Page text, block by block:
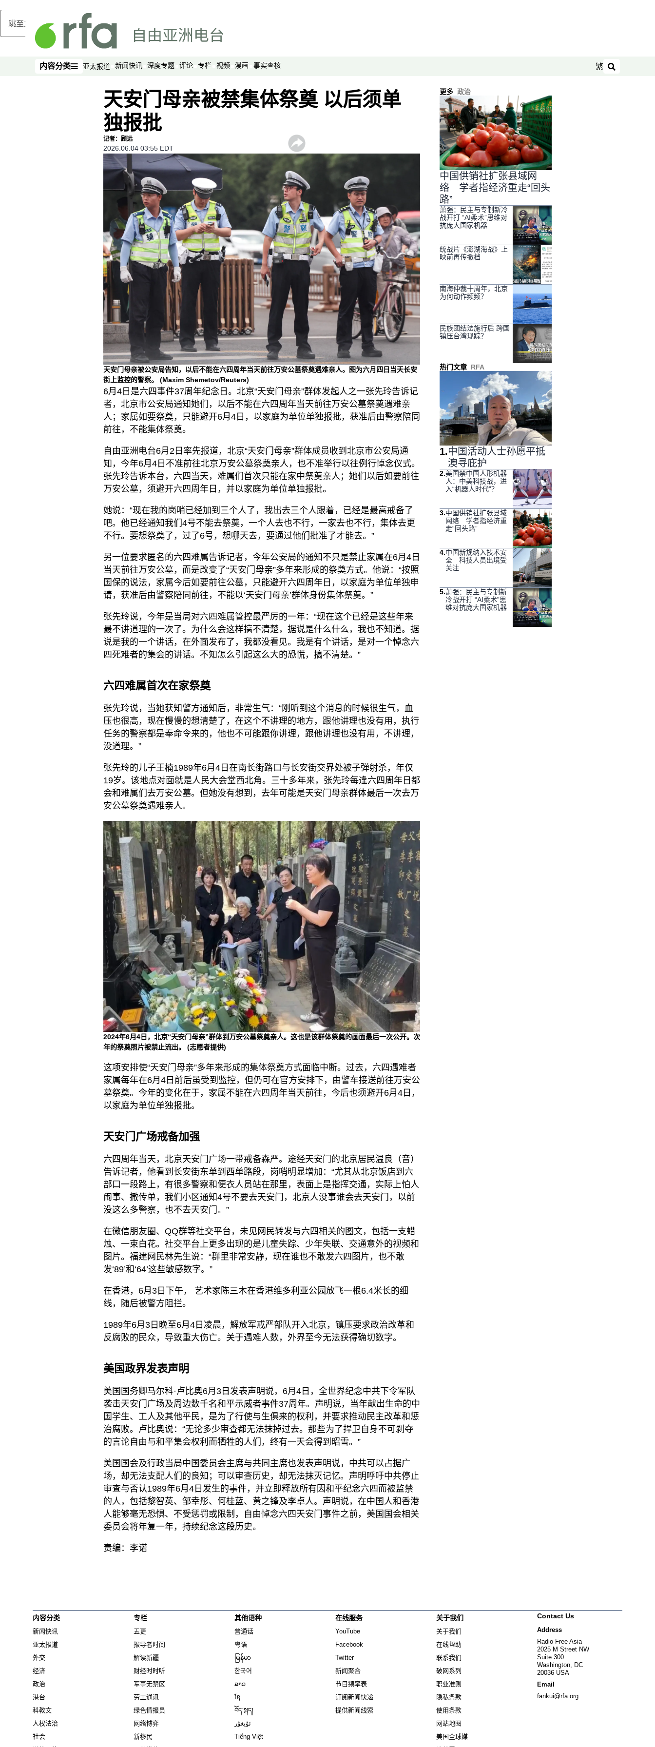
跳至主内容
内容分类
内容分类 亚太报道 新闻快讯 深度专题 评论 专栏 视频 漫画 事实查核 繁
搜索
天安门母亲被禁集体祭奠 以后须单
独报批
记者：顾远
2026.06.04 03:55 EDT
天安门母亲被公安局告知，以后不能在六四周年当天前往万安公墓祭奠遇难亲人。图为六月四日当天长安
街上监控的警察。 (Maxim Shemetov/Reuters)
6月4日是六四事件37周年纪念日。北京“天安门母亲”群体发起人之一张先玲告诉记
者，北京市公安局通知她们，以后不能在六四周年当天前往万安公墓祭奠遇难亲
人；家属如要祭奠，只能避开6月4日，以家庭为单位单独报批，获准后由警察陪同
前往，不能集体祭奠。
自由亚洲电台6月2日率先报道，北京“天安门母亲”群体成员收到北京市公安局通
知，今年6月4日不准前往北京万安公墓祭奠亲人，也不准举行以往例行悼念仪式。
张先玲告诉本台，六四当天，难属们首次只能在家中祭奠亲人；她们以后如要前往
万安公墓，须避开六四周年日，并以家庭为单位单独报批。
她说：“现在我的岗哨已经加到三个人了，我出去三个人跟着，已经是最高戒备了
吧。他已经通知我们4号不能去祭奠，一个人去也不行，一家去也不行，集体去更
不行。要想祭奠了，过了6号，想哪天去，要通过他们批准了才能去。”
另一位要求匿名的六四难属告诉记者，今年公安局的通知不只是禁止家属在6月4日
当天前往万安公墓，而是改变了“天安门母亲”多年来形成的祭奠方式。他说：“按照
国保的说法，家属今后如要前往公墓，只能避开六四周年日，以家庭为单位单独申
请，获准后由警察陪同前往，不能以‘天安门母亲’群体身份集体祭奠。”
张先玲说，今年是当局对六四难属管控最严厉的一年：“现在这个已经是这些年来
最不讲道理的一次了。为什么会这样搞不清楚，据说是什么什么，我也不知道。据
说是我的一个讲话，在外面发布了，我都没看见。我是有个讲话，是对一个悼念六
四死难者的集会的讲话。不知怎么引起这么大的恐慌，搞不清楚。”
六四难属首次在家祭奠
张先玲说，当她获知警方通知后，非常生气：“刚听到这个消息的时候很生气，血
压也很高，现在慢慢的想清楚了，在这个不讲理的地方，跟他讲理也没有用，执行
任务的警察都是奉命令来的，他也不可能跟你讲理，跟他讲理也没有用，不讲理，
没道理。”
张先玲的儿子王楠1989年6月4日在南长街路口与长安街交界处被子弹射杀，年仅
19岁。该地点对面就是人民大会堂西北角。三十多年来，张先玲每逢六四周年日都
会和难属们去万安公墓。但她没有想到，去年可能是天安门母亲群体最后一次去万
安公墓祭奠遇难亲人。
2024年6月4日，北京“天安门母亲”群体到万安公墓祭奠亲人。这也是该群体祭奠的画面最后一次公开。次
年的祭奠照片被禁止流出。 (志愿者提供)
这项安排使“天安门母亲”多年来形成的集体祭奠方式面临中断。过去，六四遇难者
家属每年在6月4日前后虽受到监控，但仍可在官方安排下，由警车接送前往万安公
墓祭奠。今年的变化在于，家属不能在六四周年当天前往，今后也须避开6月4日，
以家庭为单位单独报批。
天安门广场戒备加强
六四周年当天，北京天安门广场一带戒备森严。途经天安门的北京居民温良（音）
告诉记者，他看到长安街东单到西单路段，岗哨明显增加：“尤其从北京饭店到六
部口一段路上，有很多警察和便衣人员站在那里，表面上是指挥交通，实际上怕人
闹事、撒传单，我们小区通知4号不要去天安门，北京人没事谁会去天安门，以前
没这么多警察，也不去天安门。”
在微信朋友圈、QQ群等社交平台，未见网民转发与六四相关的图文，包括一支蜡
烛、一束白花。社交平台上更多出现的是儿童失踪、少年失联、交通意外的视频和
图片。福建网民林先生说：“群里非常安静，现在谁也不敢发六四图片，也不敢
发‘89’和‘64’这些敏感数字。”
在香港，6月3日下午， 艺术家陈三木在香港维多利亚公园放飞一根6.4米长的细
线，随后被警方阻拦。
1989年6月3日晚至6月4日凌晨，解放军戒严部队开入北京，镇压要求政治改革和
反腐败的民众，导致重大伤亡。关于遇难人数，外界至今无法获得确切数字。
美国政界发表声明
美国国务卿马尔科·卢比奥6月3日发表声明说，6月4日，全世界纪念中共下令军队
袭击天安门广场及周边数千名和平示威者事件37周年。声明说，当年献出生命的中
国学生、工人及其他平民，是为了行使与生俱来的权利，并要求推动民主改革和惩
治腐败。卢比奥说：“无论多少审查都无法抹掉过去。那些为了捍卫自身不可剥夺
的言论自由与和平集会权利而牺牲的人们，终有一天会得到昭雪。”
美国国会及行政当局中国委员会主席与共同主席也发表声明说，中共可以占据广
场，却无法支配人们的良知；可以审查历史，却无法抹灭记忆。声明呼吁中共停止
审查与否认1989年6月4日发生的事件，并立即释放所有因和平纪念六四而被监禁
的人，包括黎智英、邹幸彤、何桂蓝、黄之锋及李卓人。声明说，在中国人和香港
人能够毫无恐惧、不受惩罚或限制，自由悼念六四天安门事件之前，美国国会相关
委员会将年复一年，持续纪念这段历史。
责编：李诺
更多 政治
中国供销社扩张县域网
络 学者指经济重走“回头
路”
萧强：民主与专制新冷
战开打 “AI柔术”思维对
抗庞大国家机器
统战片《澎湖海战》上
映前再传撤档
南海仲裁十周年，北京
为何动作频频？
民族团结法施行后 跨国
镇压台湾现踪？
热门文章 RFA
1.中国活动人士孙愿平抵
澳寻庇护
2.美国禁中国人形机器
人：中美科技战，进
入“机器人时代”？
3.中国供销社扩张县域
网络 学者指经济重
走“回头路”
4.中国新规纳入技术安
全 科技人员出境受
关注
5.萧强：民主与专制新
冷战开打 “AI柔术”思
维对抗庞大国家机器
内容分类
新闻快讯
亚太报道
外交
经济
政治
港台
科教文
人权法治
社会
专栏
五更
报导者时间
解读新疆
财经时时听
军事无禁区
劳工通讯
绿色情报员
网络博弈
新移民
其他语种
普通话
粤语
မြန်မာ
한국어
ລາວ
ខ្មែ
བོད་སྐད།
ئۇيغۇر
Tiếng Việt
在线服务
YouTube
Facebook
Twitter
新闻聚合
节目频率表
订阅新闻快递
提供新闻线索
关于我们
关于我们
在线帮助
联系我们
破网系列
职业准则
隐私条款
使用条款
网站地图
美国全球媒
Contact Us
Address
Radio Free Asia
2025 M Street NW
Suite 300
Washington, DC
20036 USA
Email
fankui@rfa.org